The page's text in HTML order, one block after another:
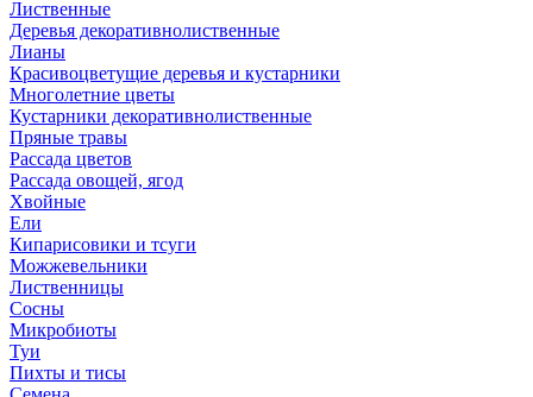
Лиственные
Деревья декоративнолиственные
Лианы
Красивоцветущие деревья и кустарники
Многолетние цветы
Кустарники декоративнолиственные
Пряные травы
Рассада цветов
Рассада овощей, ягод
Хвойные
Ели
Кипарисовики и тсуги
Можжевельники
Лиственницы
Сосны
Микробиоты
Туи
Пихты и тисы